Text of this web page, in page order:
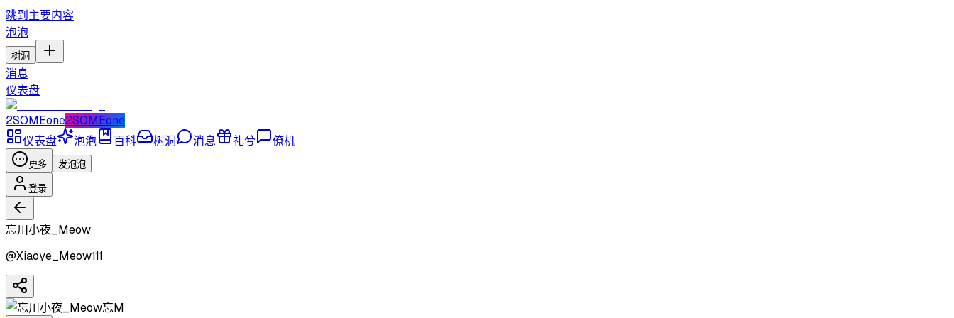
跳到主要内容
泡泡
树洞
消息
仪表盘
2SOMEone2SOMEone
仪表盘
泡泡 百科 树洞 消息 礼兮 僚机
更多 发泡泡
登录
忘川小夜_Meow
@Xiaoye_Meow111
忘M